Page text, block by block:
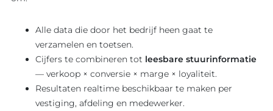
Alle data die door het bedrijf heen gaat te
verzamelen en toetsen.
Cijfers te combineren tot leesbare stuurinformatie
— verkoop × conversie × marge × loyaliteit.
Resultaten realtime beschikbaar te maken per
vestiging, afdeling en medewerker.